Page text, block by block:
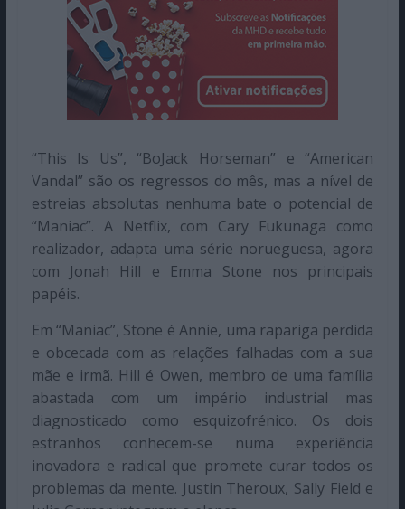
“This Is Us”, “BoJack Horseman” e “American
Vandal” são os regressos do mês, mas a nível de
estreias absolutas nenhuma bate o potencial de
“Maniac”. A Netflix, com Cary Fukunaga como
realizador, adapta uma série norueguesa, agora
com Jonah Hill e Emma Stone nos principais
papéis.
Em “Maniac”, Stone é Annie, uma rapariga perdida
e obcecada com as relações falhadas com a sua
mãe e irmã. Hill é Owen, membro de uma família
abastada com um império industrial mas
diagnosticado como esquizofrénico. Os dois
estranhos conhecem-se numa experiência
inovadora e radical que promete curar todos os
problemas da mente. Justin Theroux, Sally Field e